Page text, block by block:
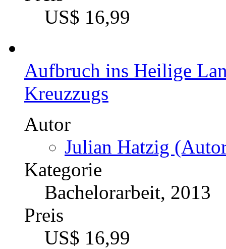
US$ 16,99
Aufbruch ins Heilige
Kreuzzugs
Autor
Julian Hatzig
Kategorie
Bachelorarbeit, 2013
Preis
US$ 16,99